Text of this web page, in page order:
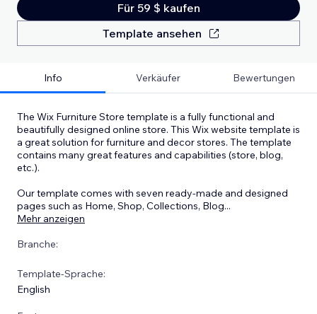
Für 59 $ kaufen
Template ansehen
Info Verkäufer Bewertungen
The Wix Furniture Store template is a fully functional and
beautifully designed online store. This Wix website template is
a great solution for furniture and decor stores. The template
contains many great features and capabilities (store, blog,
etc.).
Our template comes with seven ready-made and designed
pages such as Home, Shop, Collections, Blog...
Mehr anzeigen
Branche:
Template-Sprache:
English